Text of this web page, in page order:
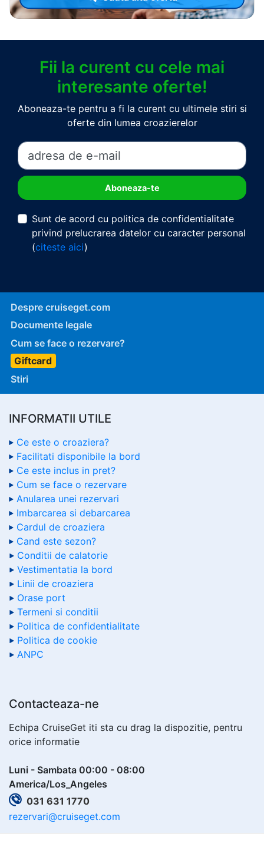
Fii la curent cu cele mai
interesante oferte!
Aboneaza-te pentru a fi la curent cu ultimele stiri si
oferte din lumea croazierelor
Sunt de acord cu politica de confidentialitate
privind prelucrarea datelor cu caracter personal
(citeste aici)
Despre cruiseget.com
Documente legale
Cum se face o rezervare?
Giftcard
Stiri
INFORMATII UTILE
Ce este o croaziera?
Facilitati disponibile la bord
Ce este inclus in pret?
Cum se face o rezervare
Anularea unei rezervari
Imbarcarea si debarcarea
Cardul de croaziera
Cand este sezon?
Conditii de calatorie
Vestimentatia la bord
Linii de croaziera
Orase port
Termeni si conditii
Politica de confidentialitate
Politica de cookie
ANPC
Contacteaza-ne
Echipa CruiseGet iti sta cu drag la dispozitie, pentru
orice informatie
Luni - Sambata 00:00 - 08:00
America/Los_Angeles
031 631 1770
rezervari@cruiseget.com